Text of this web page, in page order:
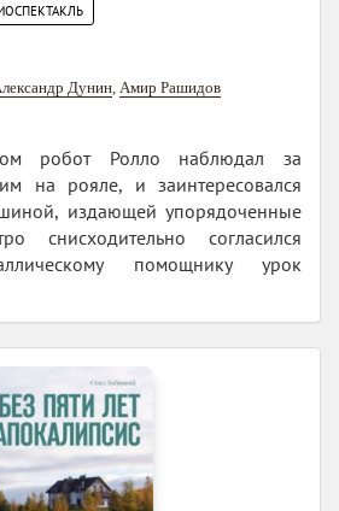
Дунин Амир Рашидов
робот Ролло наблюдал за
на рояле, и заинтересовался
издающей упорядоченные
снисходительно согласился
помощнику урок